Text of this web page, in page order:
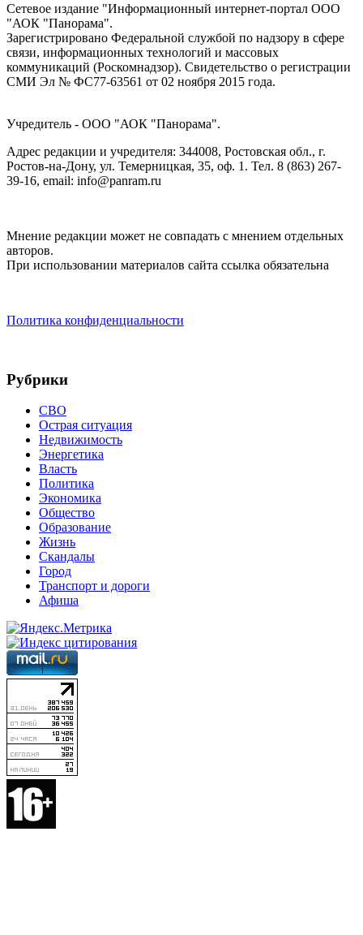
Сетевое издание "Информационный интернет-портал ООО
"АОК "Панорама".
Зарегистрировано Федеральной службой по надзору в сфере
связи, информационных технологий и массовых
коммуникаций (Роскомнадзор). Cвидетельство о регистрации
СМИ Эл № ФС77-63561 от 02 ноября 2015 года.
Учредитель - ООО "АОК "Панорама".
Адрес редакции и учредителя: 344008, Ростовская обл., г.
Ростов-на-Дону, ул. Темерницкая, 35, оф. 1. Тел. 8 (863) 267-
39-16, email: info@panram.ru
Мнение редакции может не совпадать с мнением отдельных
авторов.
При использовании материалов сайта ссылка обязательна
Политика конфиденциальности
Рубрики
СВО
Острая ситуация
Недвижимость
Энергетика
Власть
Политика
Экономика
Общество
Образование
Жизнь
Скандалы
Город
Транспорт и дороги
Афиша